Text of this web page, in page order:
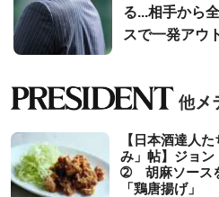
る...相手から
スで一発アウ
【日本酒達人
み」帖】ジョ
➁ 胡麻ソース
「鶏唐揚げ」